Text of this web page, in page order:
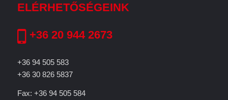
ELÉRHETŐSÉGEINK
+36 20 944 2673
+36 94 505 583
+36 30 826 5837
Fax: +36 94 505 584